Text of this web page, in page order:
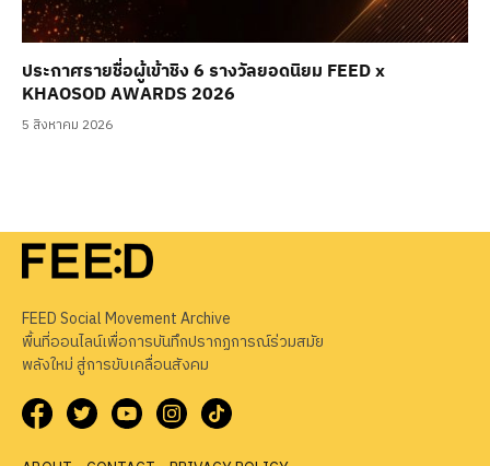
ประกาศรายชื่อผู้เข้าชิง 6 รางวัลยอดนิยม FEED x
KHAOSOD AWARDS 2026
5 สิงหาคม 2026
FEED Social Movement Archive
พื้นที่ออนไลน์เพื่อการบันทึกปรากฏการณ์ร่วมสมัย
พลังใหม่ สู่การขับเคลื่อนสังคม